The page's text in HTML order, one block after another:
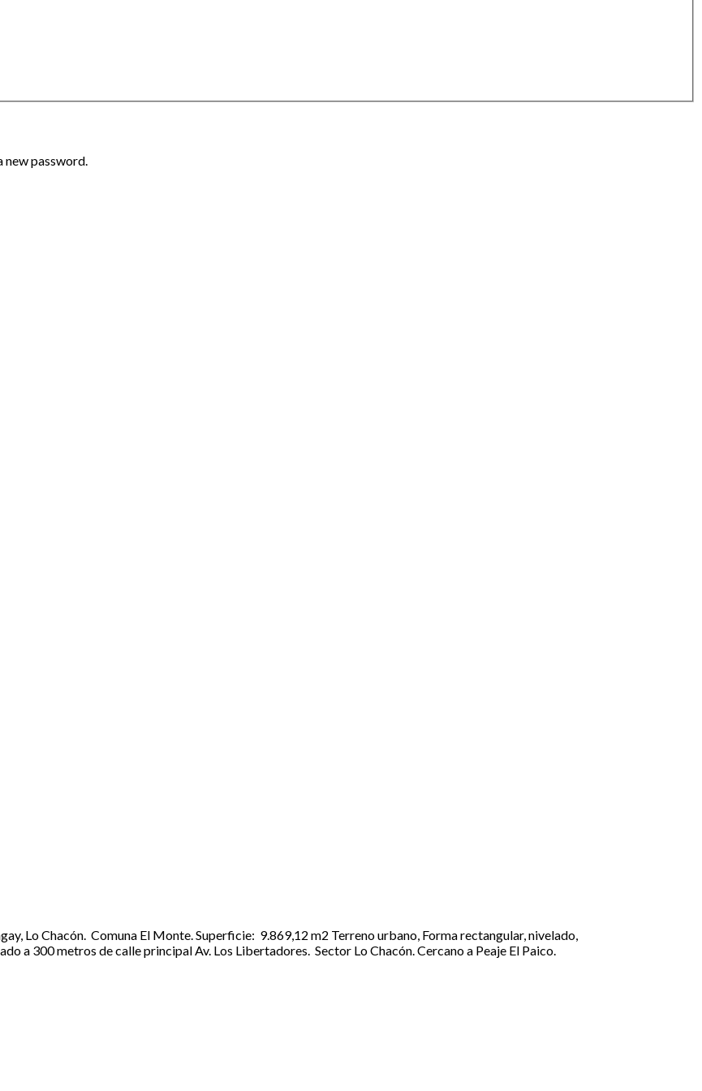
new password.
Lo Chacón. Comuna El Monte. Superficie: 9.869,12 m2 Terreno urbano, Forma rectangular, nivelado,
a 300 metros de calle principal Av. Los Libertadores. Sector Lo Chacón. Cercano a Peaje El Paico.